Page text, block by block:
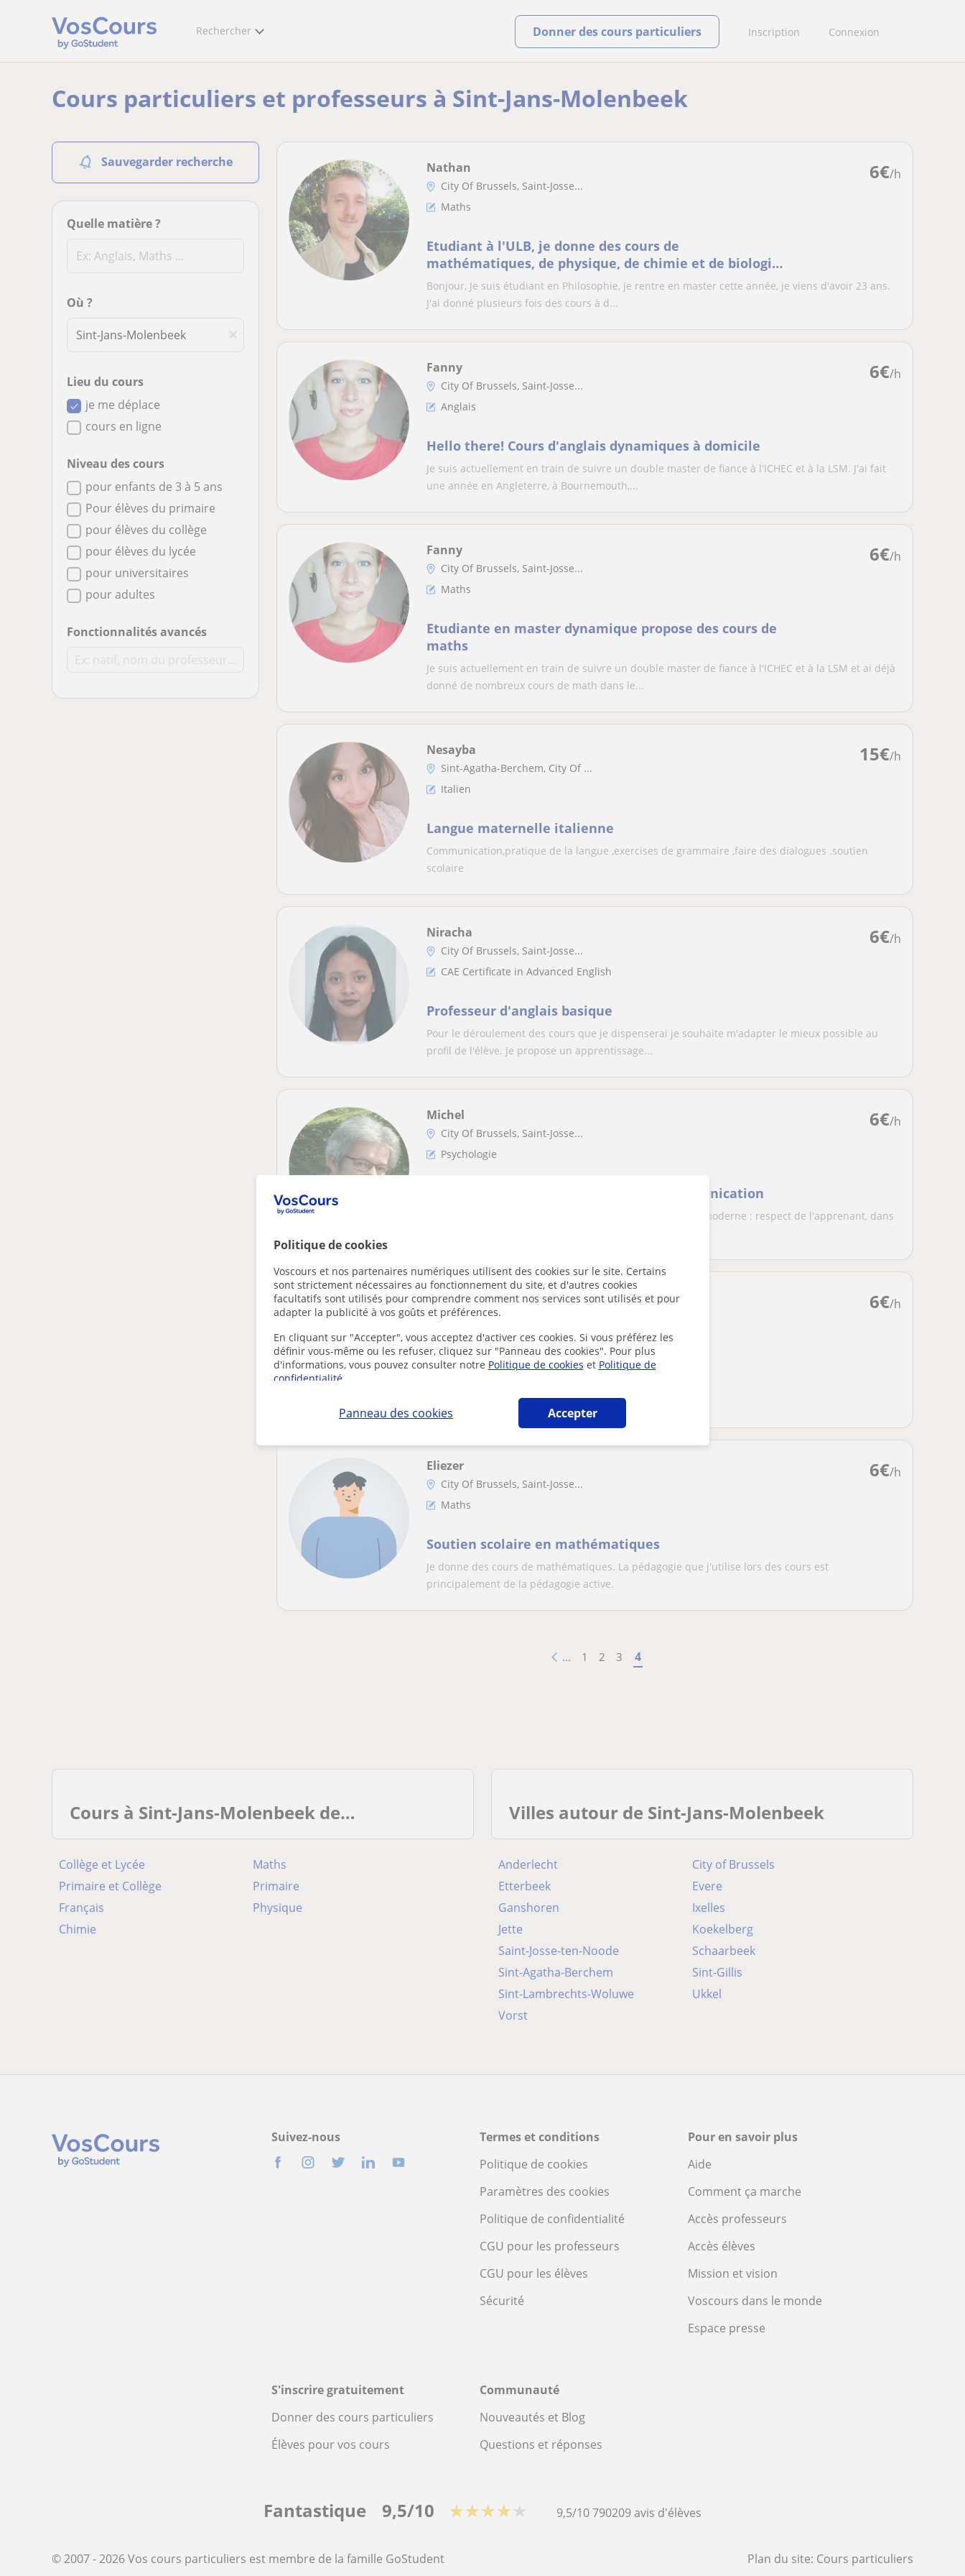
Politique de cookies
Voscours et nos partenaires numériques utilisent des cookies sur le site. Certains
sont strictement nécessaires au fonctionnement du site, et d'autres cookies
facultatifs sont utilisés pour comprendre comment nos services sont utilisés et pour
adapter la publicité à vos goûts et préférences.
En cliquant sur "Accepter", vous acceptez d'activer ces cookies. Si vous préférez les
définir vous-même ou les refuser, cliquez sur "Panneau des cookies". Pour plus
d'informations, vous pouvez consulter notre Politique de cookies et Politique de
confidentialité.
Panneau des cookies Accepter
Rechercher Inscription Connexion
Donner des cours particuliers
Cours particuliers et professeurs à Sint-Jans-Molenbeek
Sauvegarder recherche
Quelle matière ?
Où ?
Lieu du cours
je me déplace
cours en ligne
Niveau des cours
pour enfants de 3 à 5 ans
Pour élèves du primaire
pour élèves du collège
pour élèves du lycée
pour universitaires
pour adultes
Fonctionnalités avancés
6€/h
Nathan
City Of Brussels, Saint-Josse...
Maths
Etudiant à l'ULB, je donne des cours de
mathématiques, de physique, de chimie et de biologie
!Bonjour, Je suis étudiant en Philosophie, je rentre en master cette année, je viens d'avoir 23 ans.
J'ai donné plusieurs fois des cours à d...
6€/h
Fanny
City Of Brussels, Saint-Josse...
Anglais
Hello there! Cours d'anglais dynamiques à domicile
Je suis actuellement en train de suivre un double master de fiance à l'ICHEC et à la LSM. J'ai fait
une année en Angleterre, à Bournemouth,...
6€/h
Fanny
City Of Brussels, Saint-Josse...
Maths
Etudiante en master dynamique propose des cours de
maths
Je suis actuellement en train de suivre un double master de fiance à l'ICHEC et à la LSM et ai déjà
donné de nombreux cours de math dans le...
15€/h
Nesayba
Sint-Agatha-Berchem, City Of ...
Italien
Langue maternelle italienne
Communication,pratique de la langue ,exercises de grammaire ,faire des dialogues .soutien
scolaire
6€/h
Niracha
City Of Brussels, Saint-Josse...
CAE Certificate in Advanced English
Professeur d'anglais basique
Pour le déroulement des cours que je dispenserai je souhaite m'adapter le mieux possible au
profil de l'élève. Je propose un apprentissage...
6€/h
Michel
City Of Brussels, Saint-Josse...
Psychologie
Je donne cours de psychologie et de communication
Ma méthodologie s'inspire des concepts de la pédagogie moderne : respect de l'apprenant, dans
6€/h
Hicham
Koekelberg
Français
Professeur niveau primaire secondaire
6€/h
Eliezer
City Of Brussels, Saint-Josse...
Maths
Soutien scolaire en mathématiques
Je donne des cours de mathématiques. La pédagogie que j'utilise lors des cours est
principalement de la pédagogie active.
... 1 2 3 4
Cours à Sint-Jans-Molenbeek de…
Collège et Lycée
Maths
Primaire et Collège
Primaire
Français
Physique
Chimie
Villes autour de Sint-Jans-Molenbeek
Anderlecht
City of Brussels
Etterbeek
Evere
Ganshoren
Ixelles
Jette
Koekelberg
Saint-Josse-ten-Noode
Schaarbeek
Sint-Agatha-Berchem
Sint-Gillis
Sint-Lambrechts-Woluwe
Ukkel
Vorst
Suivez-nous
Termes et conditions
Politique de cookies
Paramètres des cookies
Politique de confidentialité
CGU pour les professeurs
CGU pour les élèves
Sécurité
Pour en savoir plus
Aide
Comment ça marche
Accès professeurs
Accès élèves
Mission et vision
Voscours dans le monde
Espace presse
S'inscrire gratuitement
Donner des cours particuliers
Élèves pour vos cours
Communauté
Nouveautés et Blog
Questions et réponses
Fantastique 9,5/10 ★★★★★ 9,5/10790209avis d'élèves
© 2007 - 2026 Vos cours particuliers est membre de la famille GoStudent Plan du site: Cours particuliers